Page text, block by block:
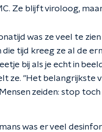
Ze blijft viroloog,
was ze veel te
die tijd kreeg ze al de
bij als je echt in
ze. "Het belangrijkste
zeiden: stop
was er veel